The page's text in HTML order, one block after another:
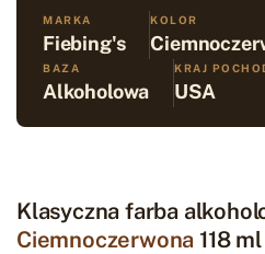
MARKA
Fiebing's
KOLOR
BAZA
Alkoholowa
KRAJ
USA
Klasyczna farba
Ciemnoczerwona 118 ml